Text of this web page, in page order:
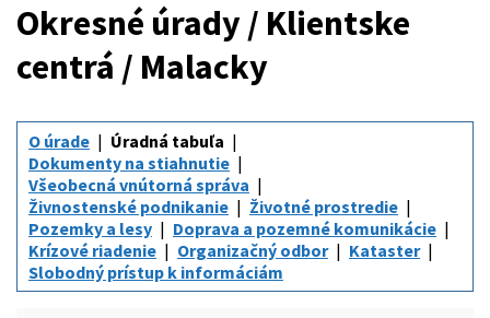
Okresné úrady / Klientske
centrá / Malacky
O úrade
Úradná tabuľa
Dokumenty na stiahnutie
Všeobecná vnútorná správa
Živnostenské podnikanie
Životné prostredie
Pozemky a lesy
Doprava a pozemné komunikácie
Krízové riadenie
Organizačný odbor
Kataster
Slobodný prístup k informáciám